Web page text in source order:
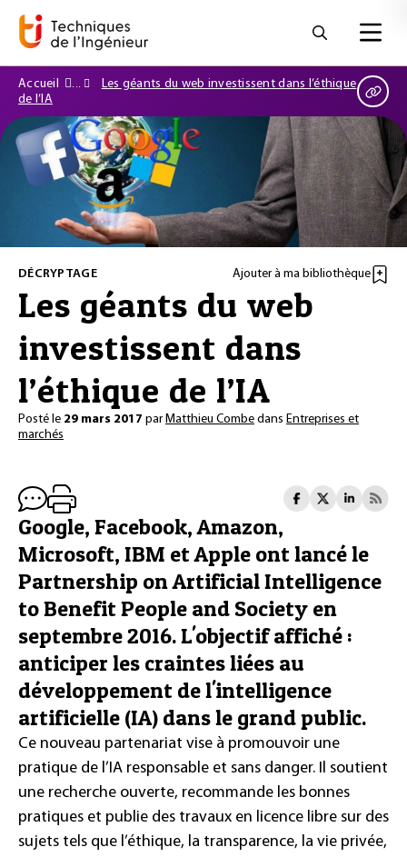
Accueil
Les géants du web investissent dans l’éthique
de l’IA
DÉCRYPTAGE Ajouter à ma bibliothèque
Les géants du web
investissent dans
l’éthique de l’IA
Posté le 29 mars 2017 par Matthieu Combe dans Entreprises et
marchés
Google, Facebook, Amazon,
Microsoft, IBM et Apple ont lancé le
Partnership on Artificial Intelligence
to Benefit People and Society en
septembre 2016. L'objectif affiché :
anticiper les craintes liées au
développement de l'intelligence
artificielle (IA) dans le grand public.
Ce nouveau partenariat vise à promouvoir une
pratique de l’IA responsable et sans danger. Il soutient
une recherche ouverte, recommande les bonnes
pratiques et publie des travaux en licence libre sur des
sujets tels que l’éthique, la transparence, la vie privée,